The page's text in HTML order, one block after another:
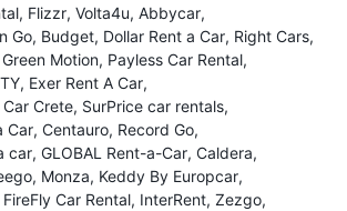
Flizzr Volta4u Abbycar
Go Budget Dollar Rent a Car Right Cars
Green Motion Payless Car Rental
Exer Rent A Car
Car Crete SurPrice car rentals
Car Centauro Record Go
car GLOBAL Rent-a-Car Caldera
Monza Keddy By Europcar
FireFly Car Rental InterRent Zezgo